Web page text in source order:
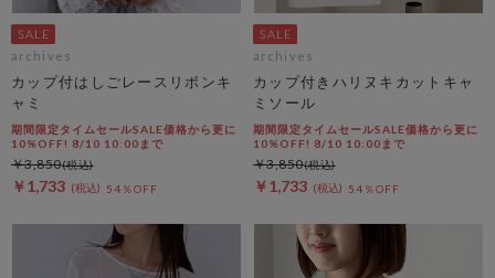
archives
カップ付はしごレースリボンキ
ャミ
期間限定タイムセールSALE価格から更に
10%OFF! 8/10 10:00まで
￥1,733 54％OFF
￥3,850
archives
カップ付きハリヌキカットキャ
ミソール
期間限定タイムセールSALE価格から更に
10%OFF! 8/10 10:00まで
￥1,733 54％OFF
￥3,850